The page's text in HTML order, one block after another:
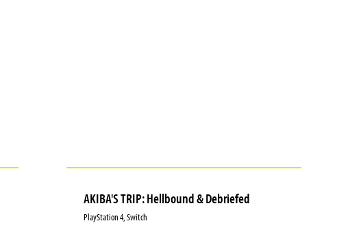
AKIBA'S TRIP: Hellbound & Debriefed
PlayStation 4, Switch